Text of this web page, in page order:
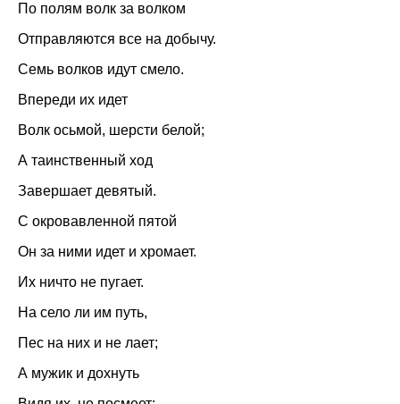
По полям волк за волком
Отправляются все на добычу.
Семь волков идут смело.
Впереди их идет
Волк осьмой, шерсти белой;
А таинственный ход
Завершает девятый.
С окровавленной пятой
Он за ними идет и хромает.
Их ничто не пугает.
На село ли им путь,
Пес на них и не лает;
А мужик и дохнуть